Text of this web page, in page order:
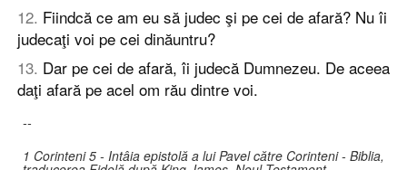
12. Fiindcă ce am eu să judec şi pe cei de afară? Nu îi
judecaţi voi pe cei dinăuntru?
13. Dar pe cei de afară, îi judecă Dumnezeu. De aceea
daţi afară pe acel om rău dintre voi.
--
1 Corinteni 5 - Intâia epistolă a lui Pavel către Corinteni - Biblia,